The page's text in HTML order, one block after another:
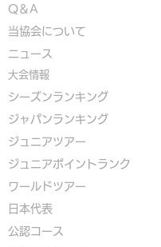
Q＆A
​当協会について
​ニュース
大会情報
シーズンランキング
ジャパンランキング
ジュニアツアー
ジュニアポイントランク
​ワールドツアー
​​日本代表
公認コース